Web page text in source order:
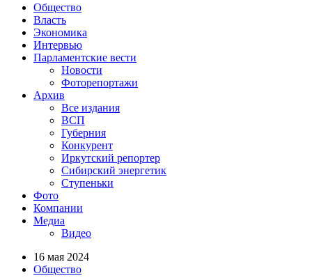
Общество
Власть
Экономика
Интервью
Парламентские вести
Новости
Фоторепортажи
Архив
Все издания
ВСП
Губерния
Конкурент
Иркутский репортер
Сибирский энергетик
Ступеньки
Фото
Компании
Медиа
Видео
16 мая 2024
Общество